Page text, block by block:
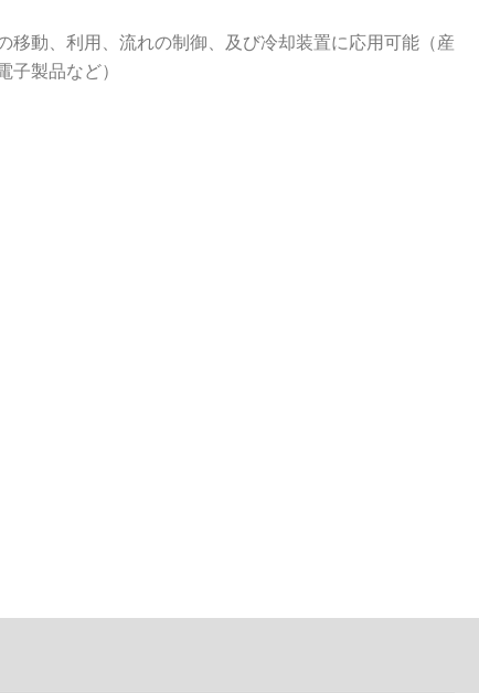
移動、利用、流れの制御、及び冷却装置に応用可能（産
子製品など）